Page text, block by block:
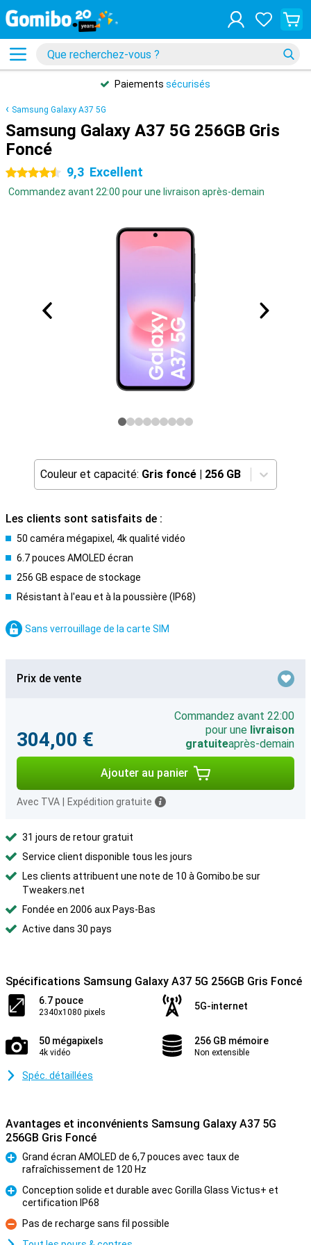
Paiements sécurisés
Samsung Galaxy A37 5G
Samsung Galaxy A37 5G 256GB Gris
Foncé
4.5 étoiles 9,3 Excellent
Commandez avant 22:00 pour une livraison après-demain
Couleur et capacité: Gris foncé | 256 GB
Les clients sont satisfaits de :
50 caméra mégapixel, 4k qualité vidéo
6.7 pouces AMOLED écran
256 GB espace de stockage
Résistant à l'eau et à la poussière (IP68)
Sans verrouillage de la carte SIM
Prix de vente
304,00 €
Commandez avant 22:00
pour une livraison
gratuiteaprès-demain
Ajouter au panier
Avec TVA Expédition gratuite
31 jours de retour gratuit
Service client disponible tous les jours
Les clients attribuent une note de 10 à Gomibo.be sur
Tweakers.net
Fondée en 2006 aux Pays-Bas
Active dans 30 pays
Spécifications Samsung Galaxy A37 5G 256GB Gris Foncé
6.7 pouce
2340x1080 pixels
5G-internet
50 mégapixels
4k vidéo
256 GB mémoire
Non extensible
Spéc. détaillées
Avantages et inconvénients Samsung Galaxy A37 5G
256GB Gris Foncé
Pour
Grand écran AMOLED de 6,7 pouces avec taux de
rafraîchissement de 120 Hz
Pour
Conception solide et durable avec Gorilla Glass Victus+ et
certification IP68
Contre
Pas de recharge sans fil possible